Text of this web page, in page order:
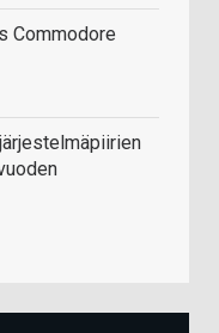
Commodore